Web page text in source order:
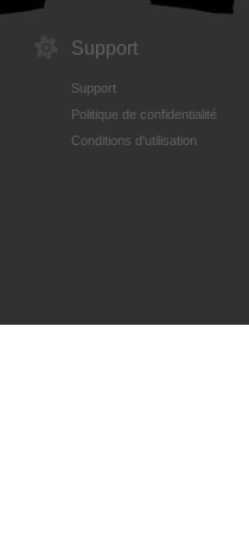
Support
Support
Politique de confidentialité
Conditions d'utilisation